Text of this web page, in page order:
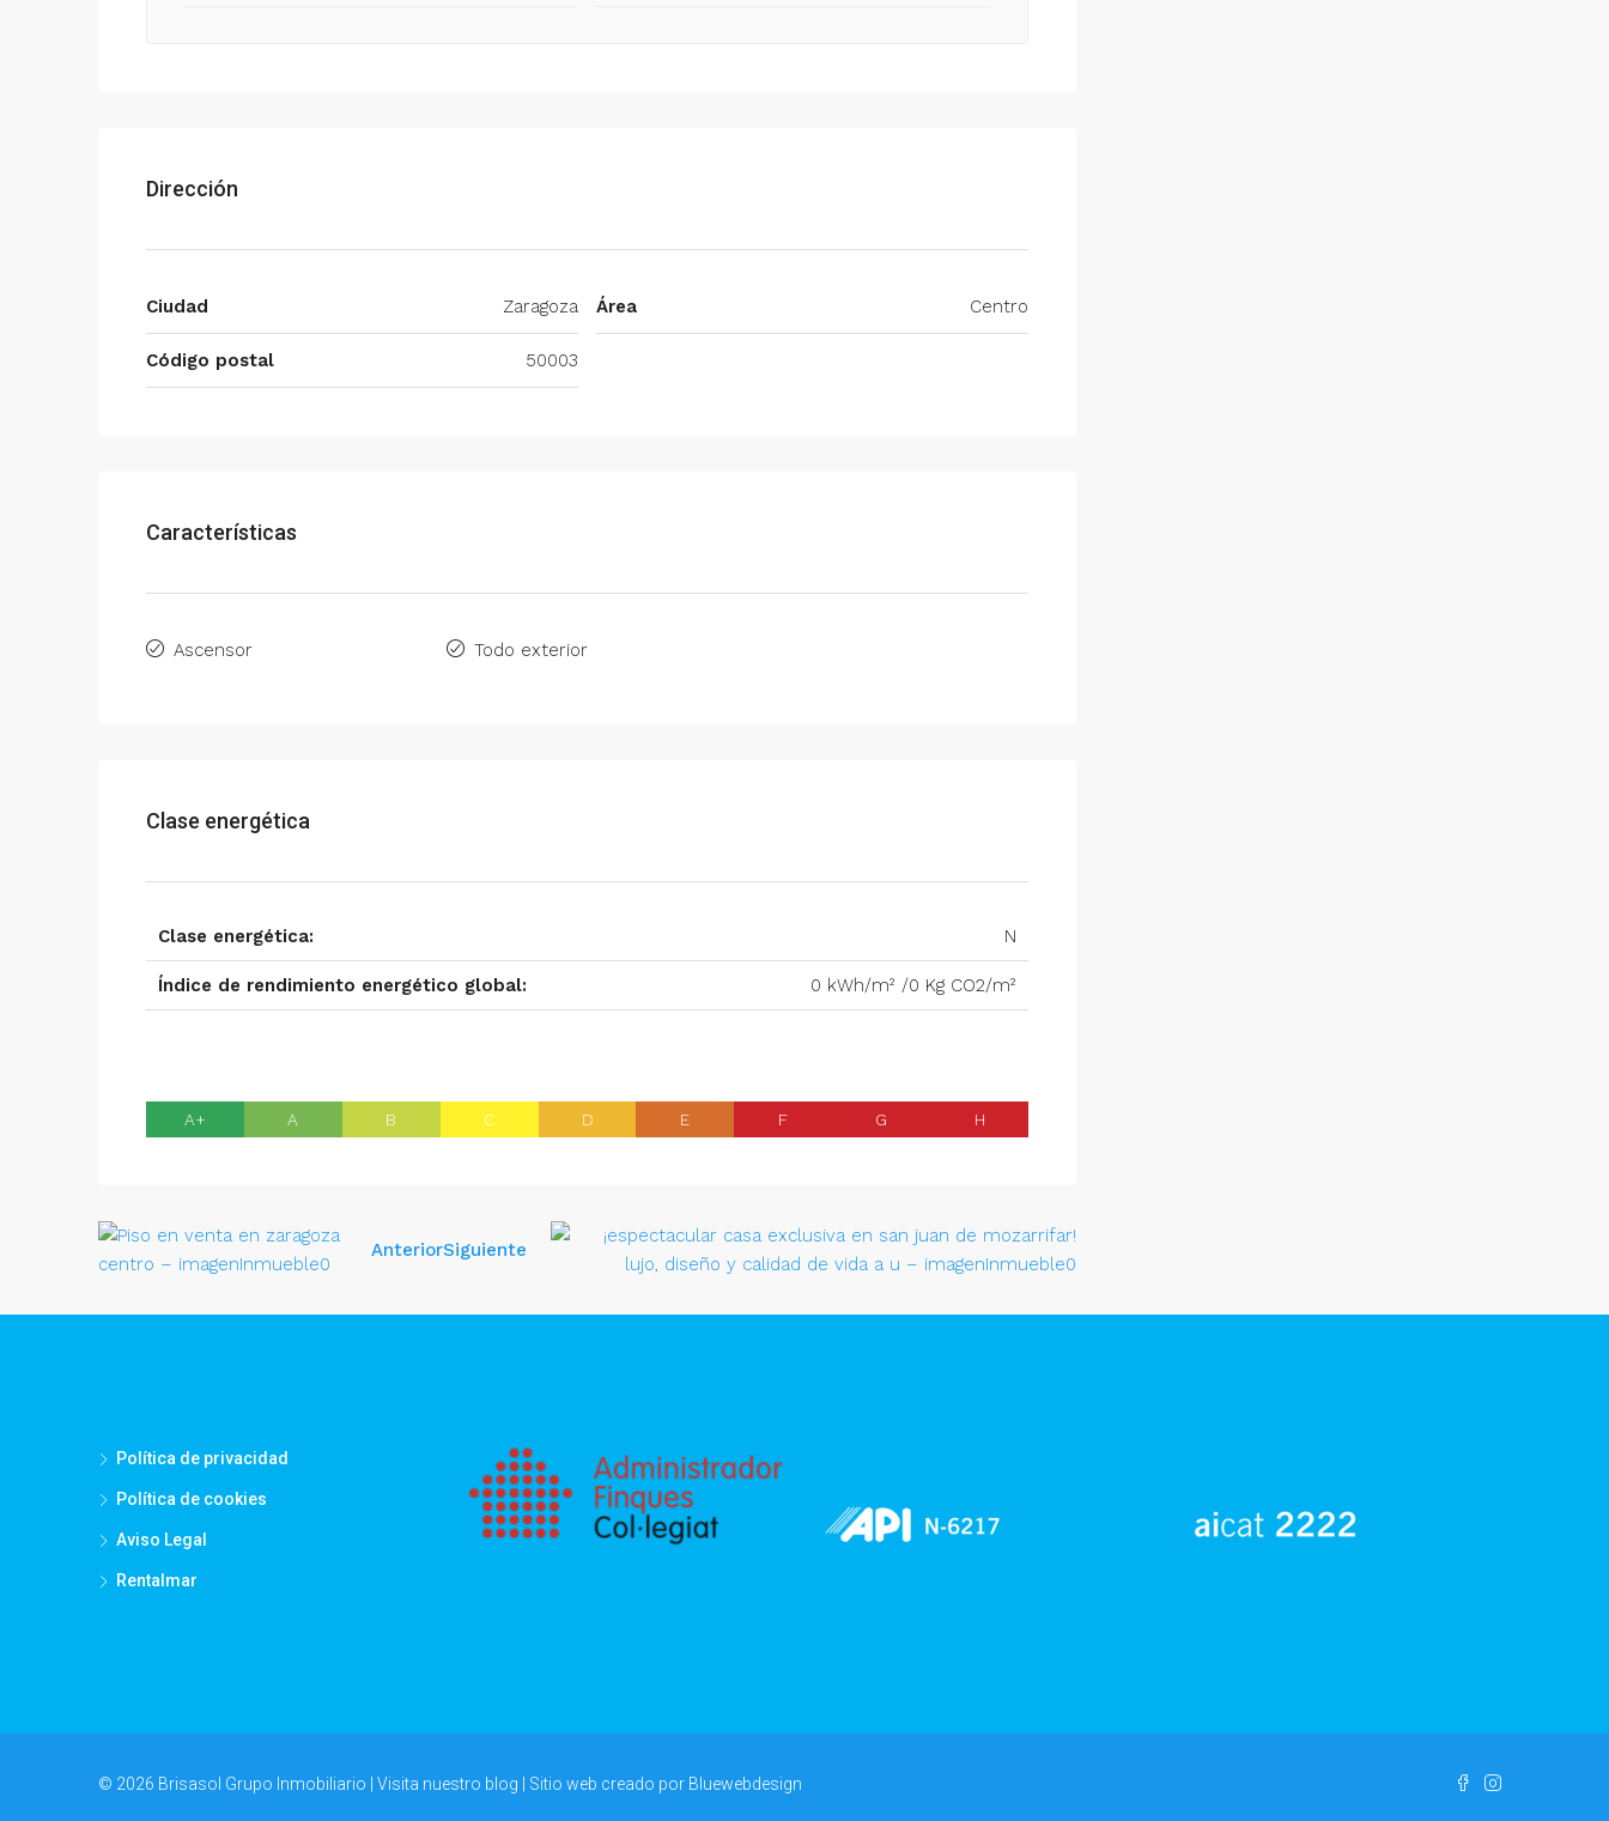
Dirección
Ciudad Zaragoza
Código postal 50003
Área Centro
Características
Ascensor Todo exterior
Clase energética
Clase energética: N
Índice de rendimiento energético global: 0 kWh/m² /0 Kg CO2/m²
A+ A B C D E F G H
AnteriorSiguiente
Política de privacidad
Política de cookies
Aviso Legal
Rentalmar
© 2026 Brisasol Grupo Inmobiliario | Visita nuestro blog | Sitio web creado por Bluewebdesign